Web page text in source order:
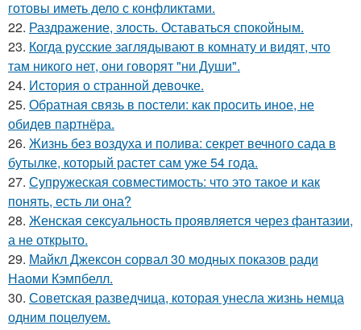
готовы иметь дело с конфликтами.
22. Раздражение, злость. Оставаться спокойным.
23. Когда русские заглядывают в комнату и видят, что
там никого нет, они говорят "ни Души".
24. История о странной девочке.
25. Обратная связь в постели: как просить иное, не
обидев партнёра.
26. Жизнь без воздуха и полива: секрет вечного сада в
бутылке, который растет сам уже 54 года.
27. Супружеская совместимость: что это такое и как
понять, есть ли она?
28. Женская сексуальность проявляется через фантазии,
а не открыто.
29. Майкл Джексон сорвал 30 модных показов ради
Наоми Кэмпбелл.
30. Советская разведчица, которая унесла жизнь немца
одним поцелуем.